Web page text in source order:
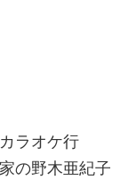
ラオケ行
の野木亜紀子